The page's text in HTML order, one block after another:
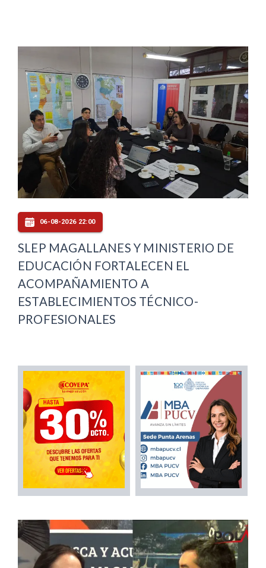
06-08-2026 22:00
SLEP MAGALLANES Y MINISTERIO DE
EDUCACIÓN FORTALECEN EL
ACOMPAÑAMIENTO A
ESTABLECIMIENTOS TÉCNICO-
PROFESIONALES